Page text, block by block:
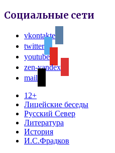
Социальные сети
vkontakte
twitter
youtube
zen-yandex
mail
12+
Лицейские беседы
Русский Север
Литература
История
И.С.Фрадков